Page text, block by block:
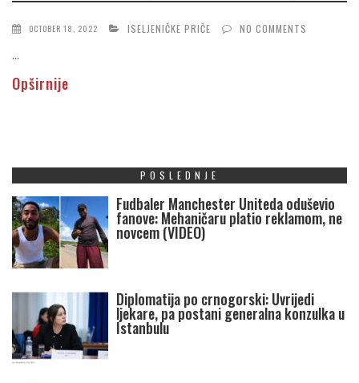
OCTOBER 18, 2022 ISELJENIČKE PRIČE NO COMMENTS
...
Opširnije
POSLEDNJE
Fudbaler Manchester Uniteda oduševio
fanove: Mehaničaru platio reklamom, ne
novcem (VIDEO)
Diplomatija po crnogorski: Uvrijedi
ljekare, pa postani generalna konzulka u
Istanbulu